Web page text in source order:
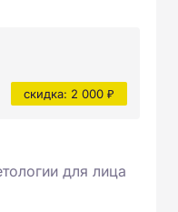
скидка: 2 000 ₽
для лица